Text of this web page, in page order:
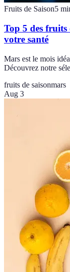
Fruits de Saison5
Top 5 des
votre santé
Mars est le mois
Découvrez notre
fruits de saisonmars
Aug 3